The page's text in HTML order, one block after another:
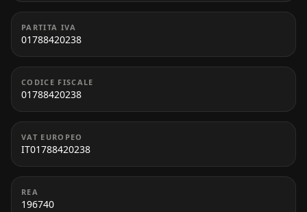
PARTITA IVA
01788420238
CODICE FISCALE
01788420238
VAT EUROPEO
IT01788420238
REA
196740